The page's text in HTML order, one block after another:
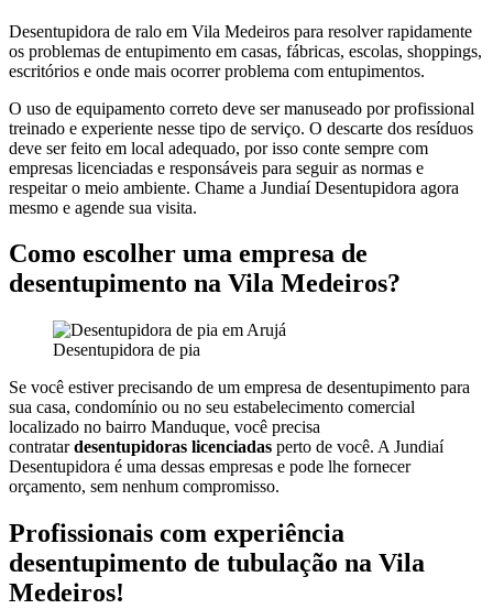
Desentupidora de ralo em Vila Medeiros para resolver rapidamente
os problemas de entupimento em casas, fábricas, escolas, shoppings,
escritórios e onde mais ocorrer problema com entupimentos.
O uso de equipamento correto deve ser manuseado por profissional
treinado e experiente nesse tipo de serviço. O descarte dos resíduos
deve ser feito em local adequado, por isso conte sempre com
empresas licenciadas e responsáveis para seguir as normas e
respeitar o meio ambiente. Chame a Jundiaí Desentupidora agora
mesmo e agende sua visita.
Como escolher uma empresa de
desentupimento na Vila Medeiros?
Desentupidora de pia
Se você estiver precisando de um empresa de desentupimento para
sua casa, condomínio ou no seu estabelecimento comercial
localizado no bairro Manduque, você precisa
contratardesentupidoras licenciadas perto de você. A Jundiaí
Desentupidora é uma dessas empresas e pode lhe fornecer
orçamento, sem nenhum compromisso.
Profissionais com experiência
desentupimento de tubulação na Vila
Medeiros!